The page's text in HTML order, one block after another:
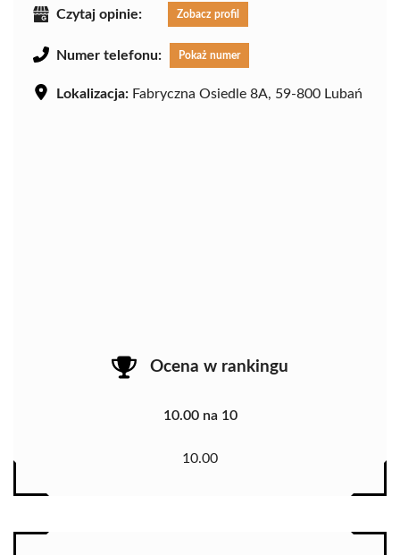
Czytaj opinie: Zobacz profil
Numer telefonu: Pokaż numer
Lokalizacja: Fabryczna Osiedle 8A, 59-800 Lubań
Ocena w rankingu
10.00 na 10
10.00